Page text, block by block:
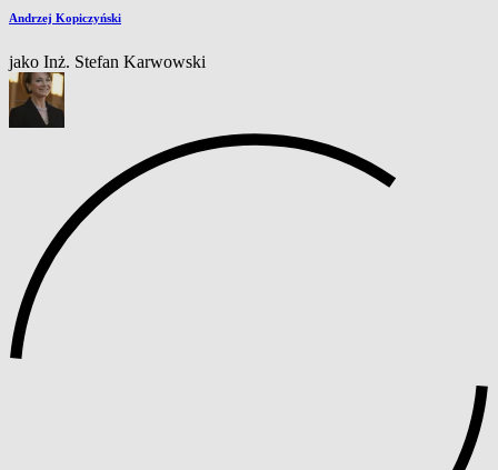
Andrzej Kopiczyński
jako Inż. Stefan Karwowski